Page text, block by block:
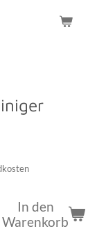
In den
Warenkorb